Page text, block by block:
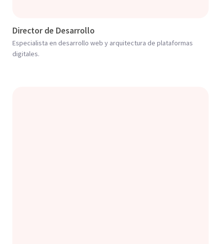
Director de Desarrollo
Especialista en desarrollo web y arquitectura de plataformas
digitales.